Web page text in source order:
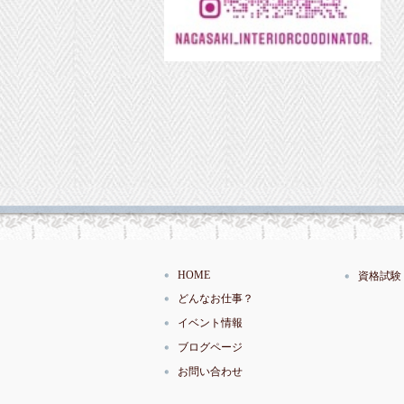
HOME
どんなお仕事？
イベント情報
ブログページ
お問い合わせ
資格試験